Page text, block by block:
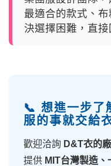
最適合的款式、
決選擇困難，直
📞 想進一步了
服的事就交給
歡迎洽詢 D&T衣的
提供 MIT台灣製造